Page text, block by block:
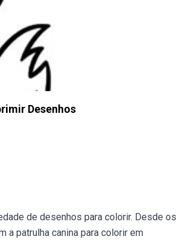
Desenhos
de desenhos para colorir. Desde os
a patrulha canina para colorir em